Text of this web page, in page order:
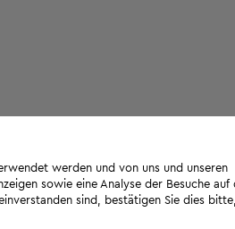
werden und von uns und unseren
sowie eine Analyse der Besuche auf
sind, bestätigen Sie dies bitte,